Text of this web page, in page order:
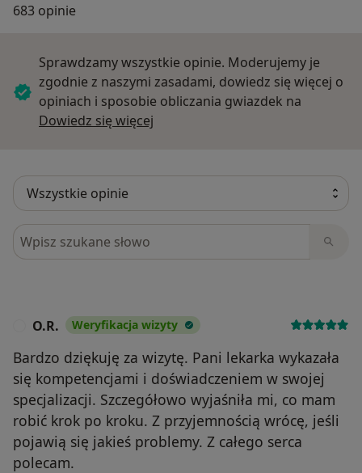
683 opinie
Sprawdzamy wszystkie opinie. Moderujemy je
zgodnie z naszymi zasadami, dowiedz się więcej o
opiniach i sposobie obliczania gwiazdek na
Dowiedz się więcej
Szukaj w opiniach
O.R. Weryfikacja wizyty
Bardzo dziękuję za wizytę. Pani lekarka wykazała
się kompetencjami i doświadczeniem w swojej
specjalizacji. Szczegółowo wyjaśniła mi, co mam
robić krok po kroku. Z przyjemnością wrócę, jeśli
pojawią się jakieś problemy. Z całego serca
polecam.